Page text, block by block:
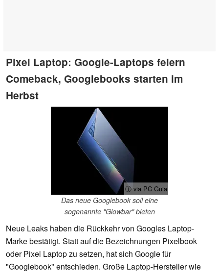
Pixel Laptop: Google-Laptops feiern
Comeback, Googlebooks starten im
Herbst
ⓘ via PC Guia
Das neue Googlebook soll eine
sogenannte "Glowbar" bieten
Neue Leaks haben die Rückkehr von Googles Laptop-
Marke bestätigt. Statt auf die Bezeichnungen Pixelbook
oder Pixel Laptop zu setzen, hat sich Google für
"Googlebook" entschieden. Große Laptop-Hersteller wie